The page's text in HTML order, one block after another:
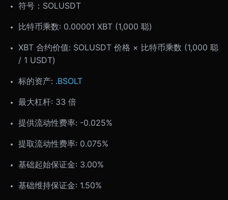
符号：SOLUSDT
比特币乘数: 0.00001 XBT (1,000 聪)
XBT 合约价值: SOLUSDT 价格 × 比特币乘数 (1,000 聪
/ 1 USDT)
标的资产: .BSOLT
最大杠杆: 33 倍
提供流动性费率: -0.025%
提取流动性费率: 0.075%
基础起始保证金: 3.00%
基础维持保证金: 1.50%